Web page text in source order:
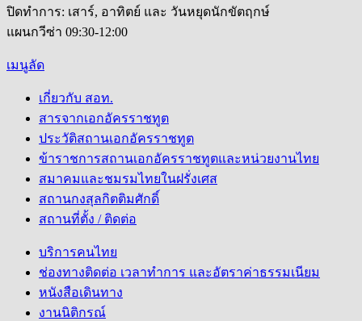
ปิดทำการ: เสาร์, อาทิตย์ และ วันหยุดนักขัตฤกษ์
แผนกวีซ่า 09:30-12:00
เมนูลัด
เกี่ยวกับ สอท.
สารจากเอกอัครราชทูต
ประวัติสถานเอกอัครราชทูต
ข้าราชการสถานเอกอัครราชทูตและหน่วยงานไทย
สมาคมและชมรมไทยในฝรั่งเศส
สถานกงสุลกิตติมศักดิ์
สถานที่ตั้ง / ติดต่อ
บริการคนไทย
ช่องทางติดต่อ เวลาทำการ และอัตราค่าธรรมเนียม
หนังสือเดินทาง
งานนิติกรณ์